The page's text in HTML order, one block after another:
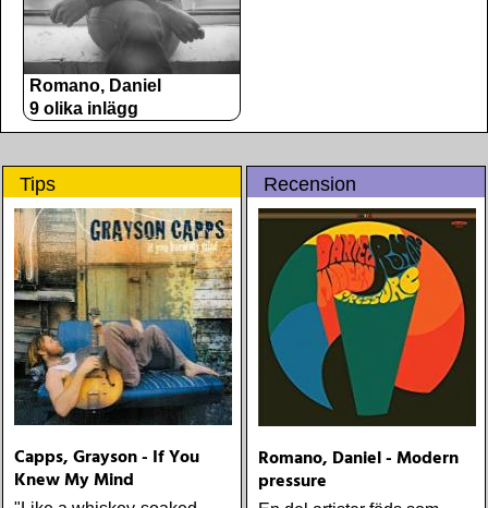
Romano, Daniel
9 olika inlägg
Tips
Capps, Grayson - If You
Knew My Mind
Recension
Romano, Daniel - Modern
pressure